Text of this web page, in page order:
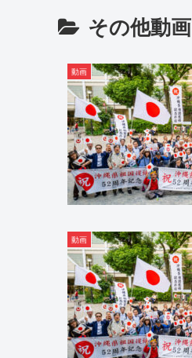
その他動画
動画
動画